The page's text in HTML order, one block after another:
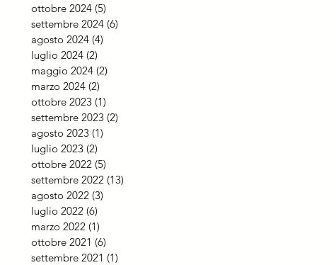
ottobre 2024 (5)
settembre 2024 (6)
agosto 2024 (4)
luglio 2024 (2)
maggio 2024 (2)
marzo 2024 (2)
ottobre 2023 (1)
settembre 2023 (2)
agosto 2023 (1)
luglio 2023 (2)
ottobre 2022 (5)
settembre 2022 (13)
agosto 2022 (3)
luglio 2022 (6)
marzo 2022 (1)
ottobre 2021 (6)
settembre 2021 (1)